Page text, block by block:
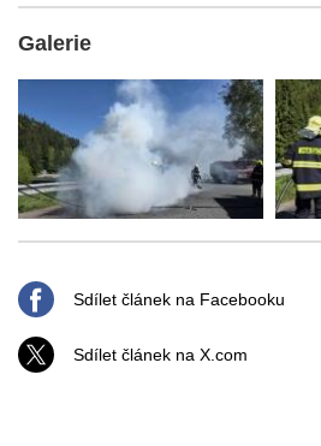
Galerie
Sdílet článek na Facebooku
Sdílet článek na X.com